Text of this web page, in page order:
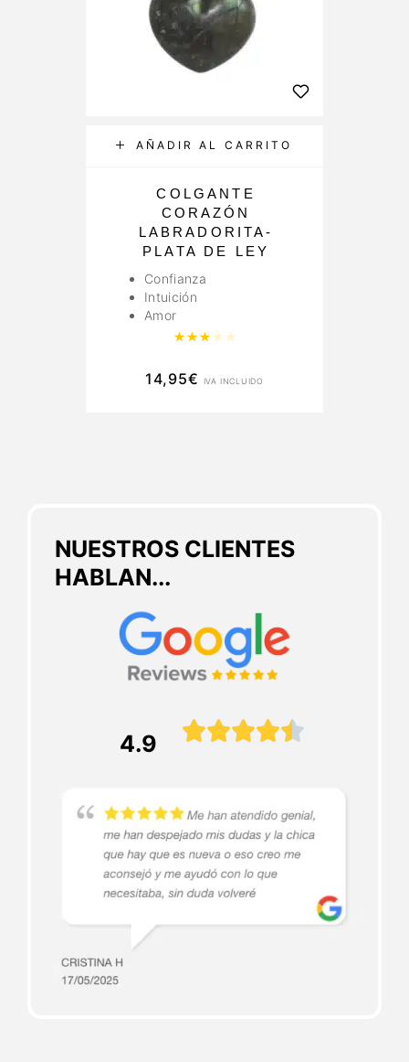
NUESTROS CLIENTES
HABLAN...
4.9 
AÑADIR AL CARRITO
COLGANTE
CORAZÓN
LABRADORITA-
PLATA DE LEY
Confianza
Intuición
Amor
Valorado con
14,95€ IVA INCLUIDO